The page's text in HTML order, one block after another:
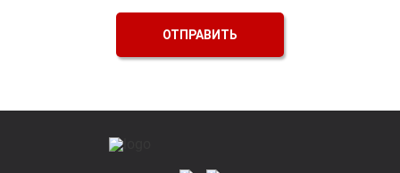
ОТПРАВИТЬ